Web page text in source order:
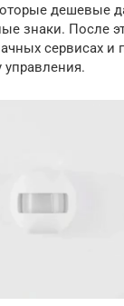
дешевые
знаки. После
сервисах и
управления.